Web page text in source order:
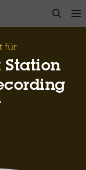
open
für
Station